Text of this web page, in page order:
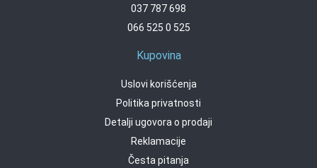
037 787 698
066 525 0 525
Kupovina
Uslovi korišćenja
Politika privatnosti
Detalji ugovora o prodaji
Reklamacije
Česta pitanja